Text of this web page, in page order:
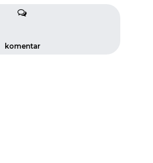
komentar